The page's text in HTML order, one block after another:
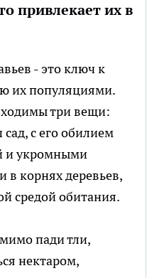
привлекает их в
- это ключ к
их популяциями.
три вещи:
с его обилием
и укромными
корнях деревьев,
средой обитания.
пади тли,
нектаром,